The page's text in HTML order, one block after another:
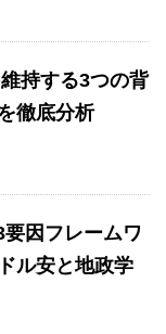
持する3つの背
徹底分析
因フレームワ
ル安と地政学